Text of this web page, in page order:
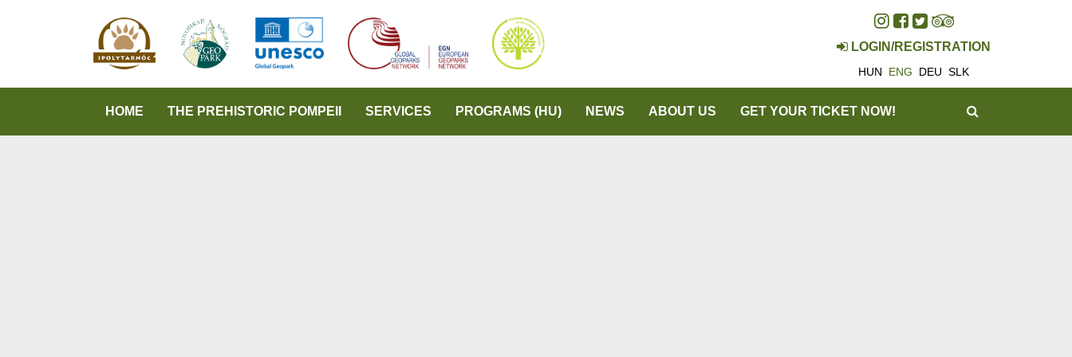
LOGIN/REGISTRATION
HUN ENG DEU SLK
HOME THE PREHISTORIC POMPEII SERVICES PROGRAMS (HU) NEWS ABOUT US GET YOUR TICKET NOW!